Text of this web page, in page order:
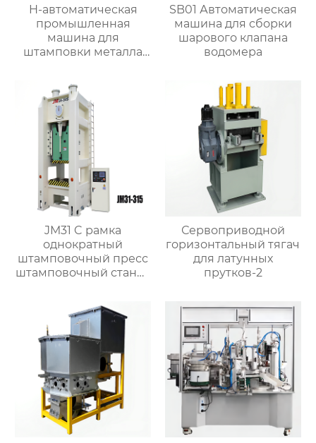
H-автоматическая
промышленная
машина для
штамповки металла
SB01 Автоматическая
машина для сборки
шарового клапана
водомера
JM31 C рамка
однократный
штамповочный пресс
штамповочный станок
Сервоприводной
горизонтальный тягач
для латунных
прутков-2